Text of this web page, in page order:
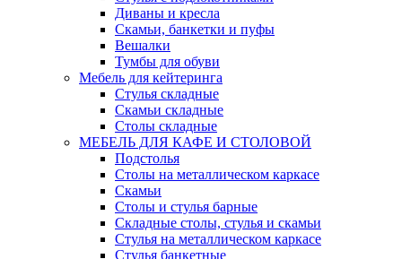
Диваны и кресла
Скамьи, банкетки и пуфы
Вешалки
Тумбы для обуви
Мебель для кейтеринга
Стулья складные
Скамьи складные
Столы складные
МЕБЕЛЬ ДЛЯ КАФЕ И СТОЛОВОЙ
Подстолья
Столы на металлическом каркасе
Скамьи
Столы и стулья барные
Складные столы, стулья и скамьи
Стулья на металлическом каркасе
Стулья банкетные